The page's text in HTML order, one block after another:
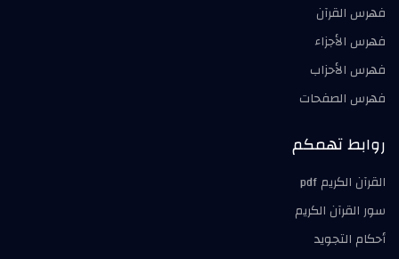
فهرس القرآن
فهرس الأجزاء
فهرس الأحزاب
فهرس الصفحات
روابط تهمكم
القرآن الكريم pdf
سور القرآن الكريم
أحكام التجويد